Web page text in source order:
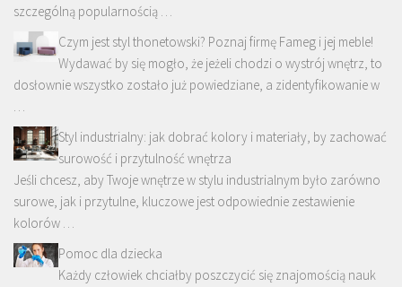
szczególną popularnością …
Czym jest styl thonetowski? Poznaj firmę Fameg i jej meble!
Wydawać by się mogło, że jeżeli chodzi o wystrój wnętrz, to
dosłownie wszystko zostało już powiedziane, a zidentyfikowanie w
…
Styl industrialny: jak dobrać kolory i materiały, by zachować
surowość i przytulność wnętrza
Jeśli chcesz, aby Twoje wnętrze w stylu industrialnym było zarówno
surowe, jak i przytulne, kluczowe jest odpowiednie zestawienie
kolorów …
Pomoc dla dziecka
Każdy człowiek chciałby poszczycić się znajomością nauk